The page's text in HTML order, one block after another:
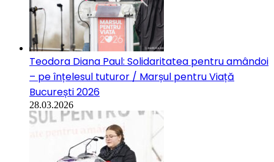
Teodora Diana Paul: Solidaritatea pentru amândoi
– pe înțelesul tuturor / Marșul pentru Viață
București 2026
28.03.2026